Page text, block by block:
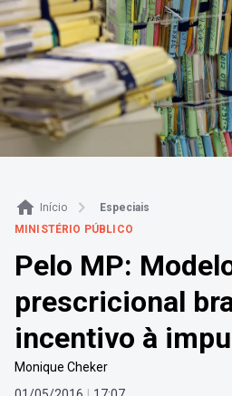
Início
Especiais
MINISTÉRIO PÚBLICO
Pelo MP:
prescricional
incentivo à
Monique Cheker